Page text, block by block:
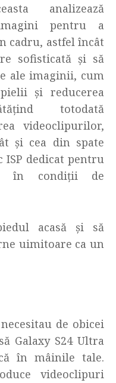
analizează
pentru a
cadru, astfel încât
sofisticată și să
ale imaginii, cum
și reducerea
totodată
videoclipurilor,
și cea din spate
dedicat pentru
în condiții de
acasă și să
uimitoare ca un
de obicei
Galaxy S24 Ultra
în mâinile tale.
videoclipuri